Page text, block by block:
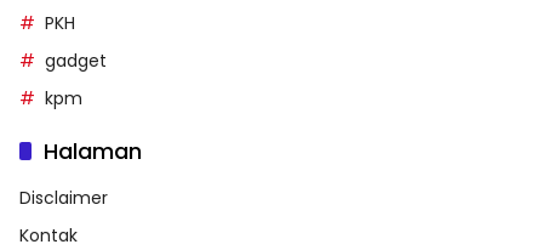
PKH
gadget
kpm
Halaman
Disclaimer
Kontak